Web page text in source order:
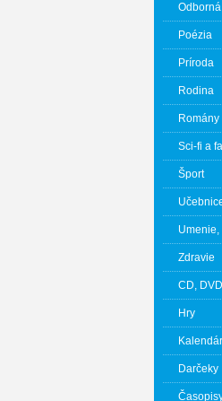
Poézia
Príroda
Rodina
Romány
Sci-fi a
Šport
Zdravie
CD, DVD
Hry
Darčeky